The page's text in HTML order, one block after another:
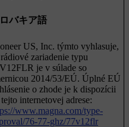
バキア語
US, Inc. týmto vyhlasuje,
zariadenie typu
je v súlade so
2014/53/EÚ. Úplné EÚ
o zhode je k dispozícii
tejto internetovej adrese:
www.magna.com/type-
76-77-ghz/77v12flr